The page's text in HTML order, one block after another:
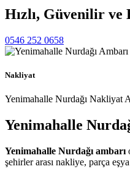
Hızlı, Güvenilir
0546 252 0658
Nakliyat
Yenimahalle Nurdağı Nakliyat
Yenimahalle
Yenimahalle Nurdağı ambarı
şehirler arası nakliye, parça